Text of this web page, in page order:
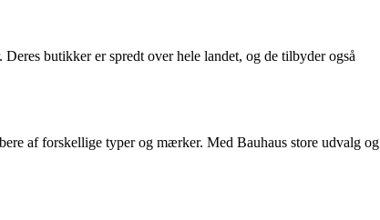
butikker er spredt over hele landet, og de tilbyder også
af forskellige typer og mærker. Med Bauhaus store udvalg og